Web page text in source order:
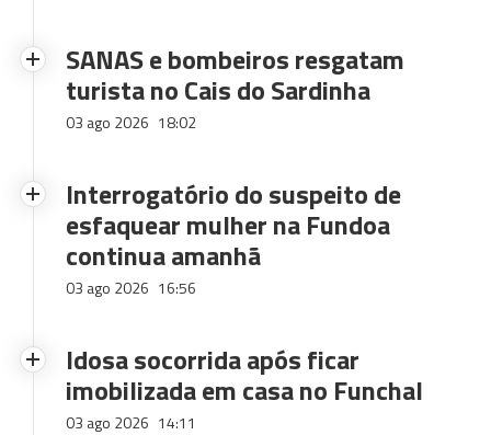
SANAS e bombeiros resgatam
turista no Cais do Sardinha
03 ago 2026 18:02
Interrogatório do suspeito de
esfaquear mulher na Fundoa
continua amanhã
03 ago 2026 16:56
Idosa socorrida após ficar
imobilizada em casa no Funchal
03 ago 2026 14:11